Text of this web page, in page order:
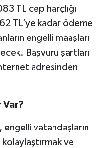
TL cep harçlığı
TL’ye kadar ödeme
engelli maaşları
Başvuru şartları
adresinden
Var?
engelli vatandaşların
kolaylaştırmak ve